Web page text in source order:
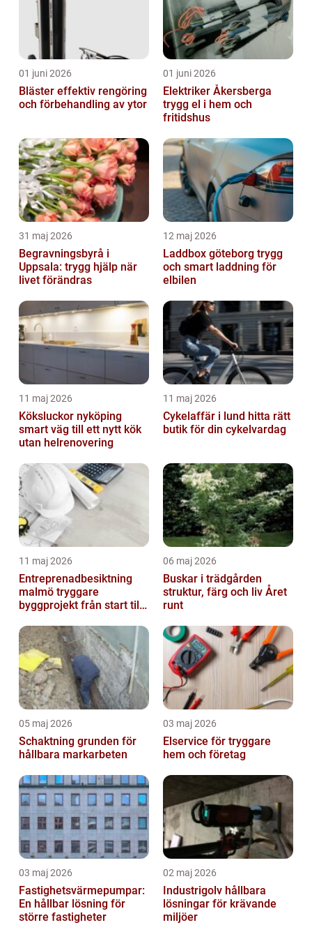
01 juni 2026
Bläster effektiv rengöring
och förbehandling av ytor
01 juni 2026
Elektriker Åkersberga
trygg el i hem och
fritidshus
31 maj 2026
Begravningsbyrå i
Uppsala: trygg hjälp när
livet förändras
12 maj 2026
Laddbox göteborg trygg
och smart laddning för
elbilen
11 maj 2026
Köksluckor nyköping
smart väg till ett nytt kök
utan helrenovering
11 maj 2026
Cykelaffär i lund hitta rätt
butik för din cykelvardag
11 maj 2026
Entreprenadbesiktning
malmö tryggare
byggprojekt från start till
06 maj 2026
Buskar i trädgården
struktur, färg och liv Året
runt
05 maj 2026
Schaktning grunden för
hållbara markarbeten
03 maj 2026
Elservice för tryggare
hem och företag
03 maj 2026
Fastighetsvärmepumpar:
En hållbar lösning för
större fastigheter
02 maj 2026
Industrigolv hållbara
lösningar för krävande
miljöer